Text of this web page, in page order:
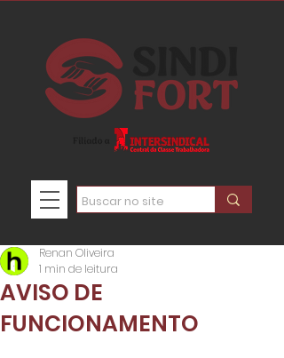
AVISO DE
FUNCIONAMENTO
Renan Oliveira
1 min de leitura